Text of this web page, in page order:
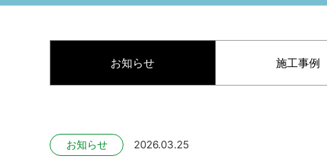
お知らせ 施工事例
お知らせ 2026.03.25